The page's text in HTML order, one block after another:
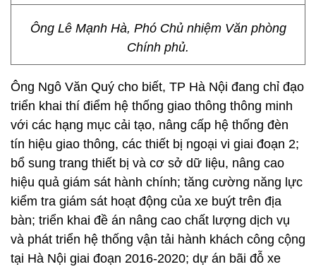
Ông Lê Mạnh Hà, Phó Chủ nhiệm Văn phòng
Chính phủ.
Ông Ngô Văn Quý cho biết, TP Hà Nội đang chỉ đạo
triển khai thí điểm hệ thống giao thông thông minh
với các hạng mục cải tạo, nâng cấp hệ thống đèn
tín hiệu giao thông, các thiết bị ngoại vi giai đoạn 2;
bổ sung trang thiết bị và cơ sở dữ liệu, nâng cao
hiệu quả giám sát hành chính; tăng cường năng lực
kiểm tra giám sát hoạt động của xe buýt trên địa
bàn; triển khai đề án nâng cao chất lượng dịch vụ
và phát triển hệ thống vận tải hành khách công cộng
tại Hà Nội giai đoạn 2016-2020; dự án bãi đỗ xe